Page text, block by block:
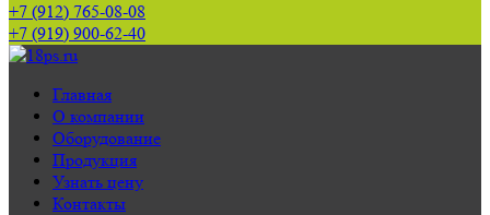
+7 (912) 765-08-08
+7 (919) 900-62-40
Главная
О компании
Оборудование
Продукция
Узнать цену
Контакты